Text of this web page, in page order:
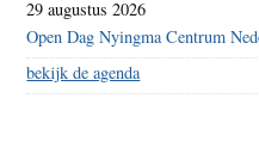
29 augustus 2026
Open Dag Nyingma Centrum
bekijk de agenda